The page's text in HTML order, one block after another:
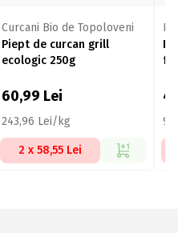
Curcani Bio de Topoloveni
Piept de curcan grill
ecologic 250g
60,99 Lei
243,96 Lei/kg
2 x 58,55 Lei